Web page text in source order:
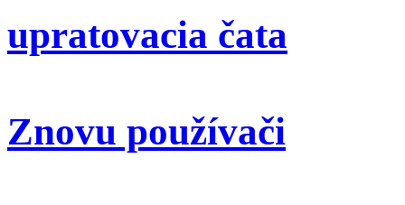
upratovacia čata
Znovu používači